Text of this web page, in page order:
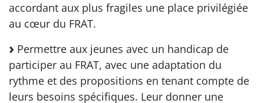
accordant aux plus fragiles une place privilégiée
au cœur du FRAT.
Permettre aux jeunes avec un handicap de
participer au FRAT, avec une adaptation du
rythme et des propositions en tenant compte de
leurs besoins spécifiques. Leur donner une